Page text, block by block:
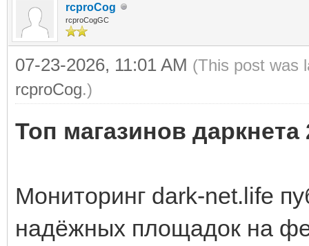
rcproCog
rcproCogGC
07-23-2026, 11:01 AM (This post was
rcproCog.)
Топ магазинов даркнета
Мониторинг dark-net.life
надёжных площадок на